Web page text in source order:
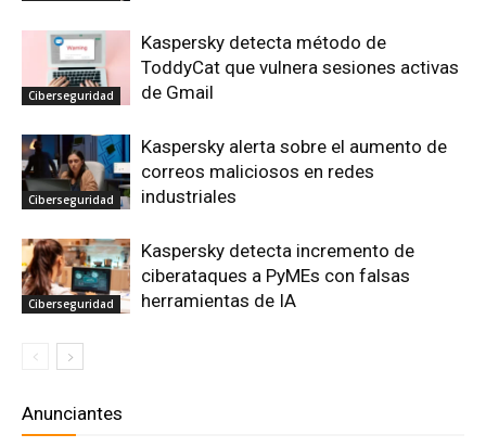
Ciberseguridad
Kaspersky detecta método de
ToddyCat que vulnera sesiones activas
de Gmail
Ciberseguridad
Kaspersky alerta sobre el aumento de
correos maliciosos en redes
industriales
Ciberseguridad
Kaspersky detecta incremento de
ciberataques a PyMEs con falsas
herramientas de IA
Anunciantes